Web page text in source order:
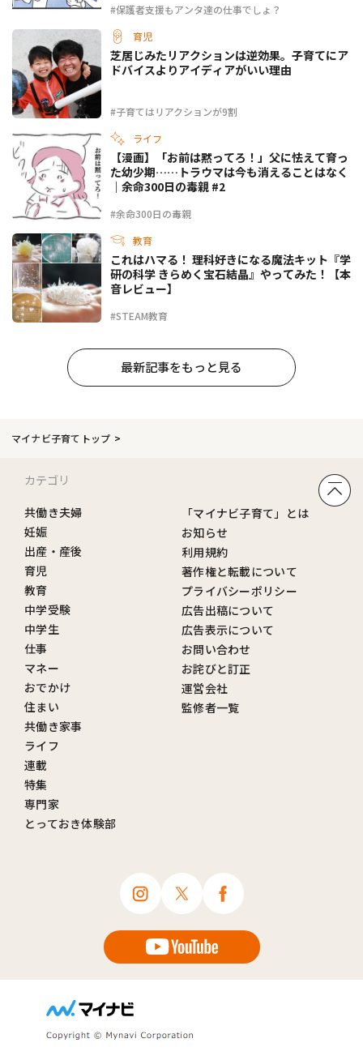
#保護者支援もアンタ達の仕事でしょ？
育児
#子育てはリアクションが9割
芝居じみたリアクションは逆効果。子育てにア
ドバイスよりアイディアがいい理由
ライフ
#余命300日の毒親
【漫画】「お前は黙ってろ！」父に怯えて育っ
た幼少期……トラウマは今も消えることはなく
｜余命300日の毒親 #2
教育
#STEAM教育
これはハマる！ 理科好きになる魔法キット『学
研の科学 きらめく宝石結晶』やってみた！【本
音レビュー】
最新記事をもっと見る
マイナビ子育てトップ
カテゴリ
共働き夫婦
妊娠
出産・産後
育児
教育
中学受験
中学生
仕事
マネー
おでかけ
住まい
共働き家事
ライフ
連載
特集
専門家
とっておき体験部
「マイナビ子育て」とは
お知らせ
利用規約
著作権と転載について
プライバシーポリシー
広告出稿について
広告表示について
お問い合わせ
お詫びと訂正
運営会社
監修者一覧